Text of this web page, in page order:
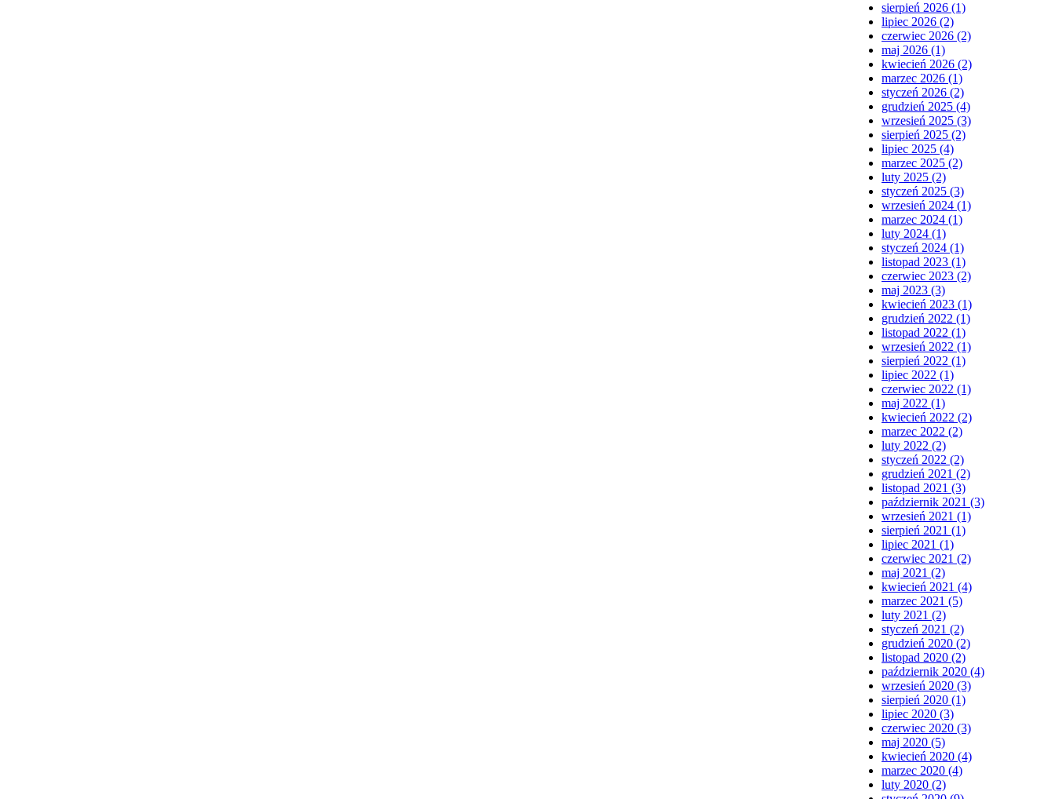
sierpień 2026 (1)
lipiec 2026 (2)
czerwiec 2026 (2)
maj 2026 (1)
kwiecień 2026 (2)
marzec 2026 (1)
styczeń 2026 (2)
grudzień 2025 (4)
wrzesień 2025 (3)
sierpień 2025 (2)
lipiec 2025 (4)
marzec 2025 (2)
luty 2025 (2)
styczeń 2025 (3)
wrzesień 2024 (1)
marzec 2024 (1)
luty 2024 (1)
styczeń 2024 (1)
listopad 2023 (1)
czerwiec 2023 (2)
maj 2023 (3)
kwiecień 2023 (1)
grudzień 2022 (1)
listopad 2022 (1)
wrzesień 2022 (1)
sierpień 2022 (1)
lipiec 2022 (1)
czerwiec 2022 (1)
maj 2022 (1)
kwiecień 2022 (2)
marzec 2022 (2)
luty 2022 (2)
styczeń 2022 (2)
grudzień 2021 (2)
listopad 2021 (3)
październik 2021 (3)
wrzesień 2021 (1)
sierpień 2021 (1)
lipiec 2021 (1)
czerwiec 2021 (2)
maj 2021 (2)
kwiecień 2021 (4)
marzec 2021 (5)
luty 2021 (2)
styczeń 2021 (2)
grudzień 2020 (2)
listopad 2020 (2)
październik 2020 (4)
wrzesień 2020 (3)
sierpień 2020 (1)
lipiec 2020 (3)
czerwiec 2020 (3)
maj 2020 (5)
kwiecień 2020 (4)
marzec 2020 (4)
luty 2020 (2)